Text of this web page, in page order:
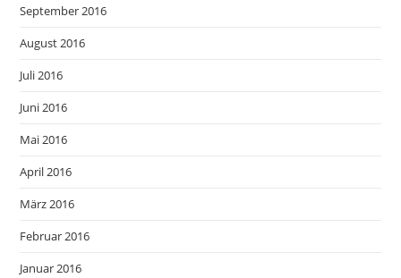
September 2016
August 2016
Juli 2016
Juni 2016
Mai 2016
April 2016
März 2016
Februar 2016
Januar 2016